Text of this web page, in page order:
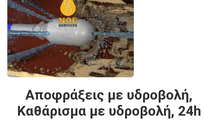
Αποφράξεις με υδροβολή,
Καθάρισμα με υδροβολή, 24h